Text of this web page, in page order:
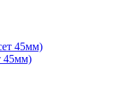
45мм)